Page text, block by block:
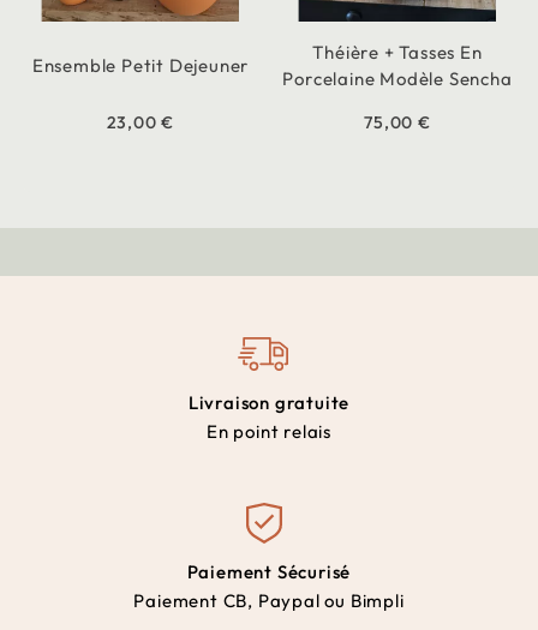
Ensemble Petit Dejeuner
23,00 €
Théière + Tasses En
Porcelaine Modèle Sencha
75,00 €
Livraison gratuite
En point relais
Paiement Sécurisé
Paiement CB, Paypal ou Bimpli